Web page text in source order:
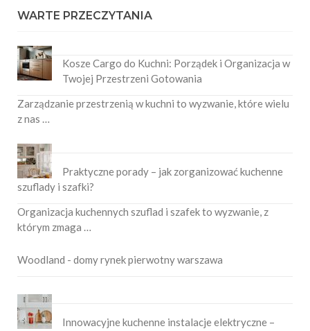
WARTE PRZECZYTANIA
Kosze Cargo do Kuchni: Porządek i Organizacja w
Twojej Przestrzeni Gotowania
Zarządzanie przestrzenią w kuchni to wyzwanie, które wielu
z nas …
Praktyczne porady – jak zorganizować kuchenne
szuflady i szafki?
Organizacja kuchennych szuflad i szafek to wyzwanie, z
którym zmaga …
Woodland - domy rynek pierwotny warszawa
Innowacyjne kuchenne instalacje elektryczne –